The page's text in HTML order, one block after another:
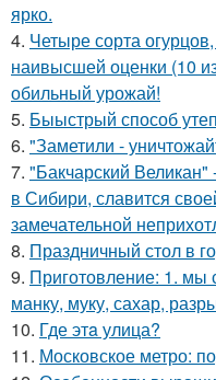
ярко.
4. Четыре сорта
наивысшей оценки (10
обильный урожай!
5. Быыстрый способ
6. "Заметили -
7. "Бакчарский
в Сибири, славится
замечательной
8. Праздничный стол в
9. Приготовление: 1. мы
манку, муку, сахар,
10. Где этa улица?
11. Московское метро: